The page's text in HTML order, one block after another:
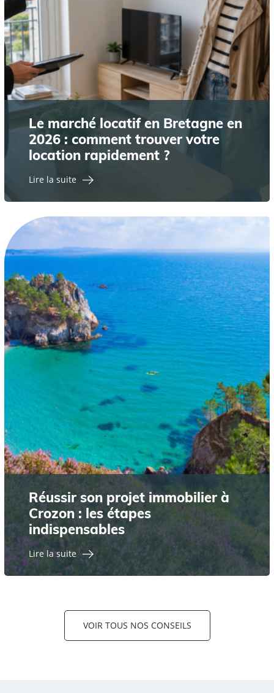
Le marché locatif en Bretagne en
2026 : comment trouver votre
location rapidement ?
Lire la suite
Réussir son projet immobilier à
Crozon : les étapes
indispensables
Lire la suite
VOIR TOUS NOS CONSEILS